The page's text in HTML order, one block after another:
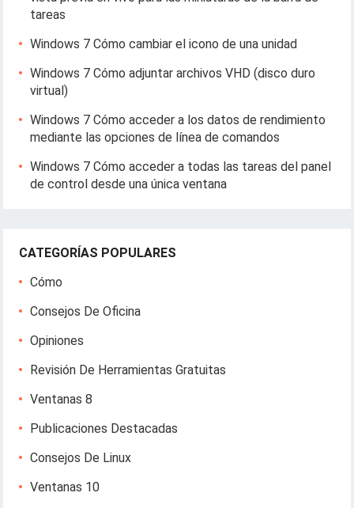
tareas
Windows 7 Cómo cambiar el icono de una unidad
Windows 7 Cómo adjuntar archivos VHD (disco duro
virtual)
Windows 7 Cómo acceder a los datos de rendimiento
mediante las opciones de línea de comandos
Windows 7 Cómo acceder a todas las tareas del panel
de control desde una única ventana
CATEGORÍAS POPULARES
Cómo
Consejos De Oficina
Opiniones
Revisión De Herramientas Gratuitas
Ventanas 8
Publicaciones Destacadas
Consejos De Linux
Ventanas 10